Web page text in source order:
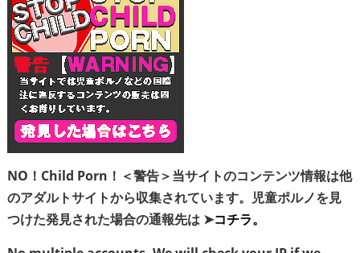
NO！Child Porn！＜警告＞当サイトのコンテンツ情報は他
のアダルトサイトから収集されています。児童ポルノを見
つけた発見された場合の通報先は ➤コチラ。